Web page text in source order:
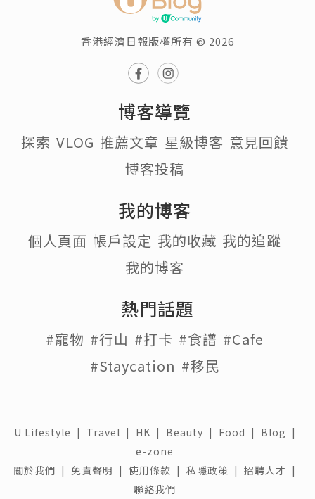
香港經濟日報版權所有 © 2026
博客導覽
探索 VLOG 推薦文章 星級博客 意見回饋
博客投稿
我的博客
個人頁面 帳戶設定 我的收藏 我的追蹤
我的博客
熱門話題
#寵物 #行山 #打卡 #食譜 #Cafe
#Staycation #移民
U Lifestyle | Travel | HK | Beauty | Food | Blog |
e-zone
關於我們 | 免責聲明 | 使用條款 | 私隱政策 | 招聘人才 |
聯絡我們